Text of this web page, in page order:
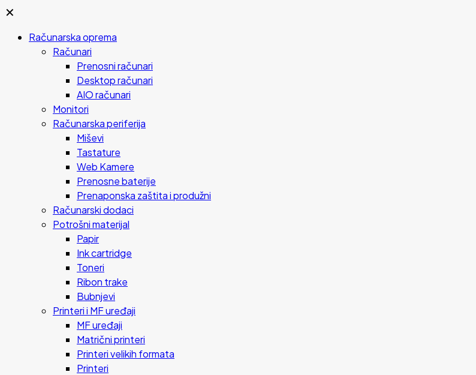
✕
Računarska oprema
Računari
Prenosni računari
Desktop računari
AIO računari
Monitori
Računarska periferija
Miševi
Tastature
Web Kamere
Prenosne baterije
Prenaponska zaštita i produžni
Računarski dodaci
Potrošni materijal
Papir
Ink cartridge
Toneri
Ribon trake
Bubnjevi
Printeri i MF uređaji
MF uređaji
Matrični printeri
Printeri velikih formata
Printeri